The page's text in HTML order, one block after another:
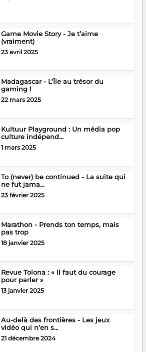
Game Movie Story - Je t’aime
(vraiment)
23 avril 2025
Madagascar - L’Île au trésor du
gaming !
22 mars 2025
Kultuur Playground : Un média pop
culture indépend...
1 mars 2025
To (never) be continued - La suite qui
ne fut jama...
23 février 2025
Marathon - Prends ton temps, mais
pas trop
18 janvier 2025
Revue Tolona : « Il faut du courage
pour parler »
13 janvier 2025
Au-delà des frontières - Les jeux
vidéo qui n’en s...
21 décembre 2024